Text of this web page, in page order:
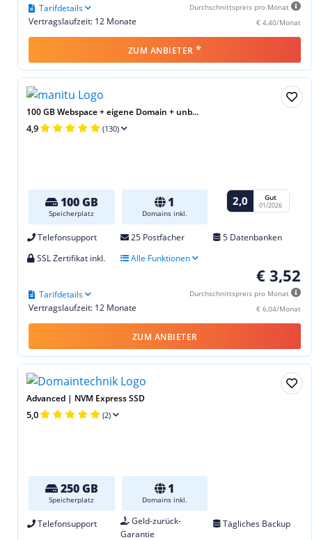
Durchschnittspreis pro Monat
€ 4,40/Monat
Vertragslaufzeit: 12 Monate
Tarifdetails
ZUM ANBIETER *
100 GB Webspace + eigene Domain + unb...
4,9 (130)
100 GB
Speicherplatz
1
Domains inkl.
2,0 Gut
01/2026
Telefonsupport 25 Postfächer
5 Datenbanken
SSL Zertifikat inkl.
Alle Funktionen
€ 3,52
Durchschnittspreis pro Monat
€ 6,04/Monat
Vertragslaufzeit: 12 Monate
Tarifdetails
ZUM ANBIETER
Advanced | NVM Express SSD
5,0 (2)
250 GB
Speicherplatz
1
Domains inkl.
Telefonsupport
Geld-zurück-
Garantie
Tägliches Backup